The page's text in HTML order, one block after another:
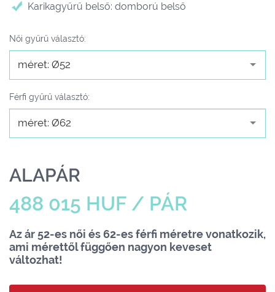
Karikagyűrű belső: domború belső
Női gyűrű választó:
méret: Ø52
Férfi gyűrű választó:
méret: Ø62
ALAPÁR
488 015 HUF / PÁR
Az ár 52-es női és 62-es férfi méretre vonatkozik,
ami mérettől függően nagyon keveset
változhat!